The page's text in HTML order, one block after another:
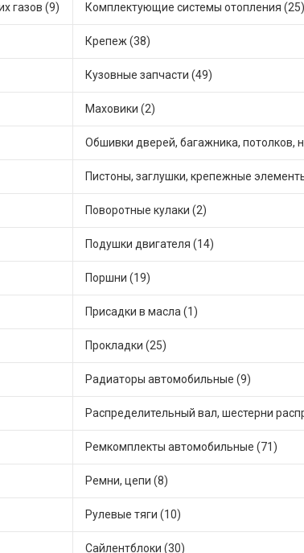
газов (9) Комплектующие системы отопления (25)
Крепеж (38)
Кузовные запчасти (49)
Маховики (2)
Пистоны, заглушки, крепежные
Поворотные кулаки (2)
Подушки двигателя (14)
Поршни (19)
Присадки в масла (1)
Прокладки (25)
Радиаторы автомобильные (9)
Ремкомплекты автомобильные (71)
Ремни, цепи (8)
Рулевые тяги (10)
Сайлентблоки (30)